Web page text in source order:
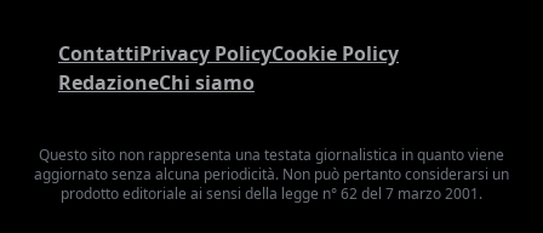
ContattiPrivacy PolicyCookie Policy
RedazioneChi siamo
Questo sito non rappresenta una testata giornalistica in quanto viene
aggiornato senza alcuna periodicità. Non può pertanto considerarsi un
prodotto editoriale ai sensi della legge n° 62 del 7 marzo 2001.